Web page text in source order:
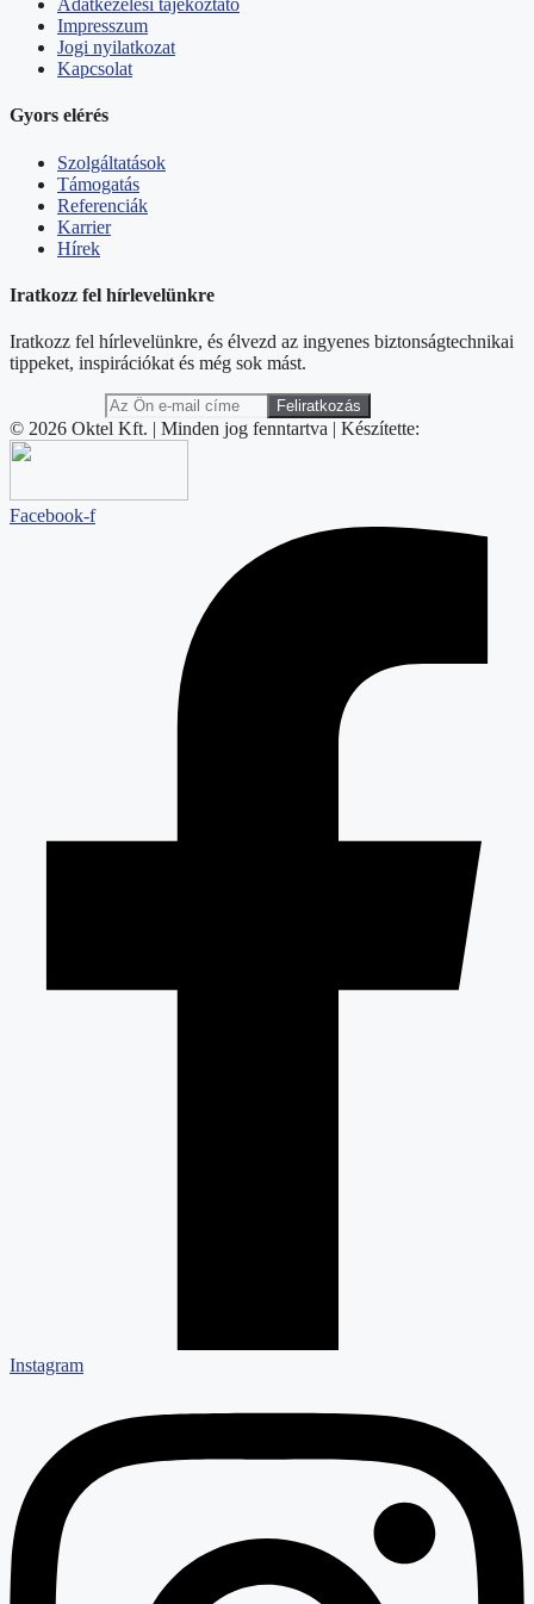
Adatkezelési tájékoztató
Impresszum
Jogi nyilatkozat
Kapcsolat
Gyors elérés
Szolgáltatások
Támogatás
Referenciák
Karrier
Hírek
Iratkozz fel hírlevelünkre
Iratkozz fel hírlevelünkre, és élvezd az ingyenes biztonságtechnikai
tippeket, inspirációkat és még sok mást.
© 2026 Oktel Kft. | Minden jog fenntartva | Készítette:
Facebook-f
Instagram